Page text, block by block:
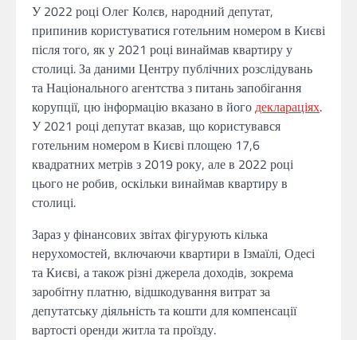
У 2022 році Олег Колєв, народний депутат,
припинив користуватися готельним номером в Києві
після того, як у 2021 році винаймав квартиру у
столиці. За даними Центру публічних розслідувань
та Національного агентства з питань запобігання
корупції, цю інформацію вказано в йогодеклараціях.
У 2021 році депутат вказав, що користувався
готельним номером в Києві площею 17,6
квадратних метрів з 2019 року, але в 2022 році
цього не робив, оскільки винаймав квартиру в
столиці.
Зараз у фінансових звітах фігурують кілька
нерухомостей, включаючи квартири в Ізмаїлі, Одесі
та Києві, а також різні джерела доходів, зокрема
заробітну платню, відшкодування витрат за
депутатську діяльність та кошти для компенсації
вартості оренди житла та проїзду.